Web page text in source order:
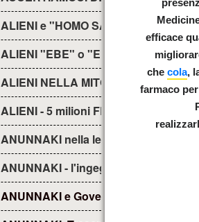
ALIENI e "HOMO SAPIENS"
ALIENI "EBE" o "EBENS"-
ALIENI NELLA MITOLOGIA
ALIENI - 5 milioni FRA NOI
ANUNNAKI nella lett. religiosa
ANUNNAKI - l'ingegneria genetica
ANUNNAKI e Governo Ombra
efficace
che cola,
farmaco